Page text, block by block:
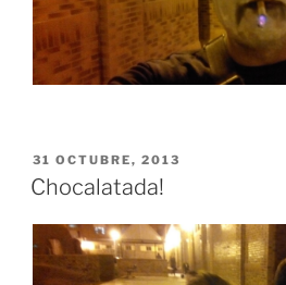
PUBLICADO
EL
31 OCTUBRE, 2013
Chocalatada!